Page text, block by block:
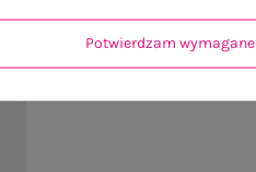
Potwierdzam wymagane